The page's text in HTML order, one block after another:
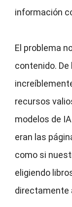
información
El problema
contenido.
recursos
modelos de
eran las
como si
eligiendo
directamente